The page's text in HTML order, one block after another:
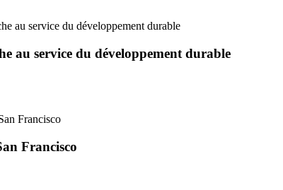
au service du développement durable
au service du développement durable
Francisco
Francisco